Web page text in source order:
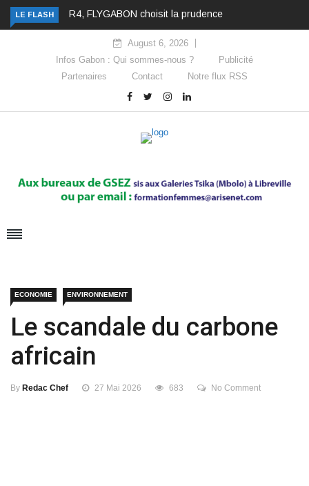
LE FLASH R4, FLYGABON choisit la prudence
August 6, 2026
Infos Gabon : Qui sommes-nous ?
Publicité
Partenaires
Contact Notre flux RSS
ECONOMIE ENVIRONNEMENT
Le scandale du carbone
africain
By Redac Chef 27 Mai 2026 683 No Comment